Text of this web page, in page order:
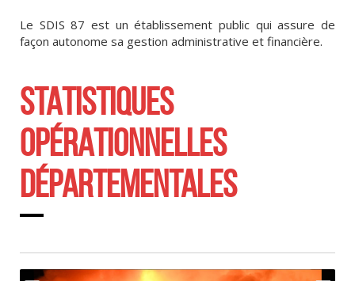
Le SDIS 87 est un établissement public qui assure de
façon autonome sa gestion administrative et financière.
STATISTIQUES
OPÉRATIONNELLES
DÉPARTEMENTALES